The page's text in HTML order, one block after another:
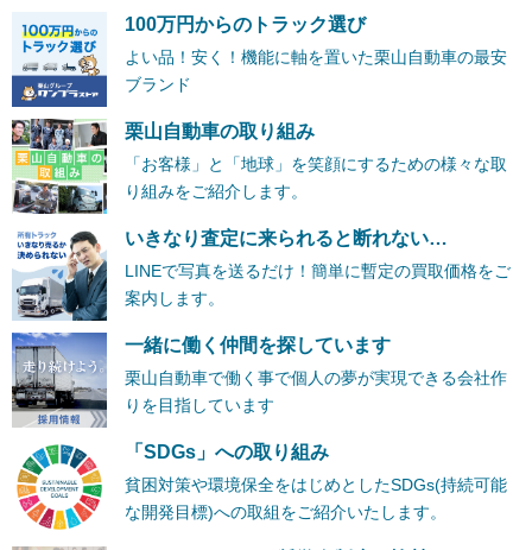
100万円からのトラック選び
よい品！安く！機能に軸を置いた栗山自動車の最安
ブランド
栗山自動車の取り組み
「お客様」と「地球」を笑顔にするための様々な取
り組みをご紹介します。
いきなり査定に来られると断れない…
LINEで写真を送るだけ！簡単に暫定の買取価格をご
案内します。
一緒に働く仲間を探しています
栗山自動車で働く事で個人の夢が実現できる会社作
りを目指しています
「SDGs」への取り組み
貧困対策や環境保全をはじめとしたSDGs(持続可能
な開発目標)への取組をご紹介いたします。